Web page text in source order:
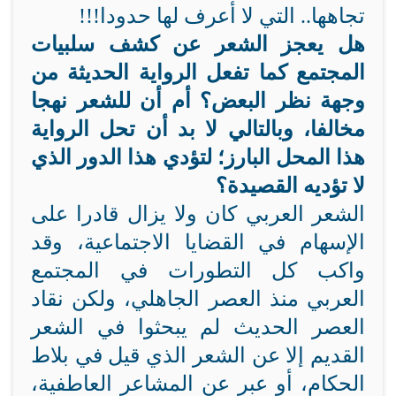
تجاهها.. التي لا أعرف لها حدودا!!!
هل يعجز الشعر عن كشف سلبيات
المجتمع كما تفعل الرواية الحديثة من
وجهة نظر البعض؟ أم أن للشعر نهجا
مخالفا، وبالتالي لا بد أن تحل الرواية
هذا المحل البارز؛ لتؤدي هذا الدور الذي
لا تؤديه القصيدة؟
الشعر العربي كان ولا يزال قادرا على
الإسهام في القضايا الاجتماعية، وقد
واكب كل التطورات في المجتمع
العربي منذ العصر الجاهلي، ولكن نقاد
العصر الحديث لم يبحثوا في الشعر
القديم إلا عن الشعر الذي قيل في بلاط
الحكام، أو عبر عن المشاعر العاطفية،